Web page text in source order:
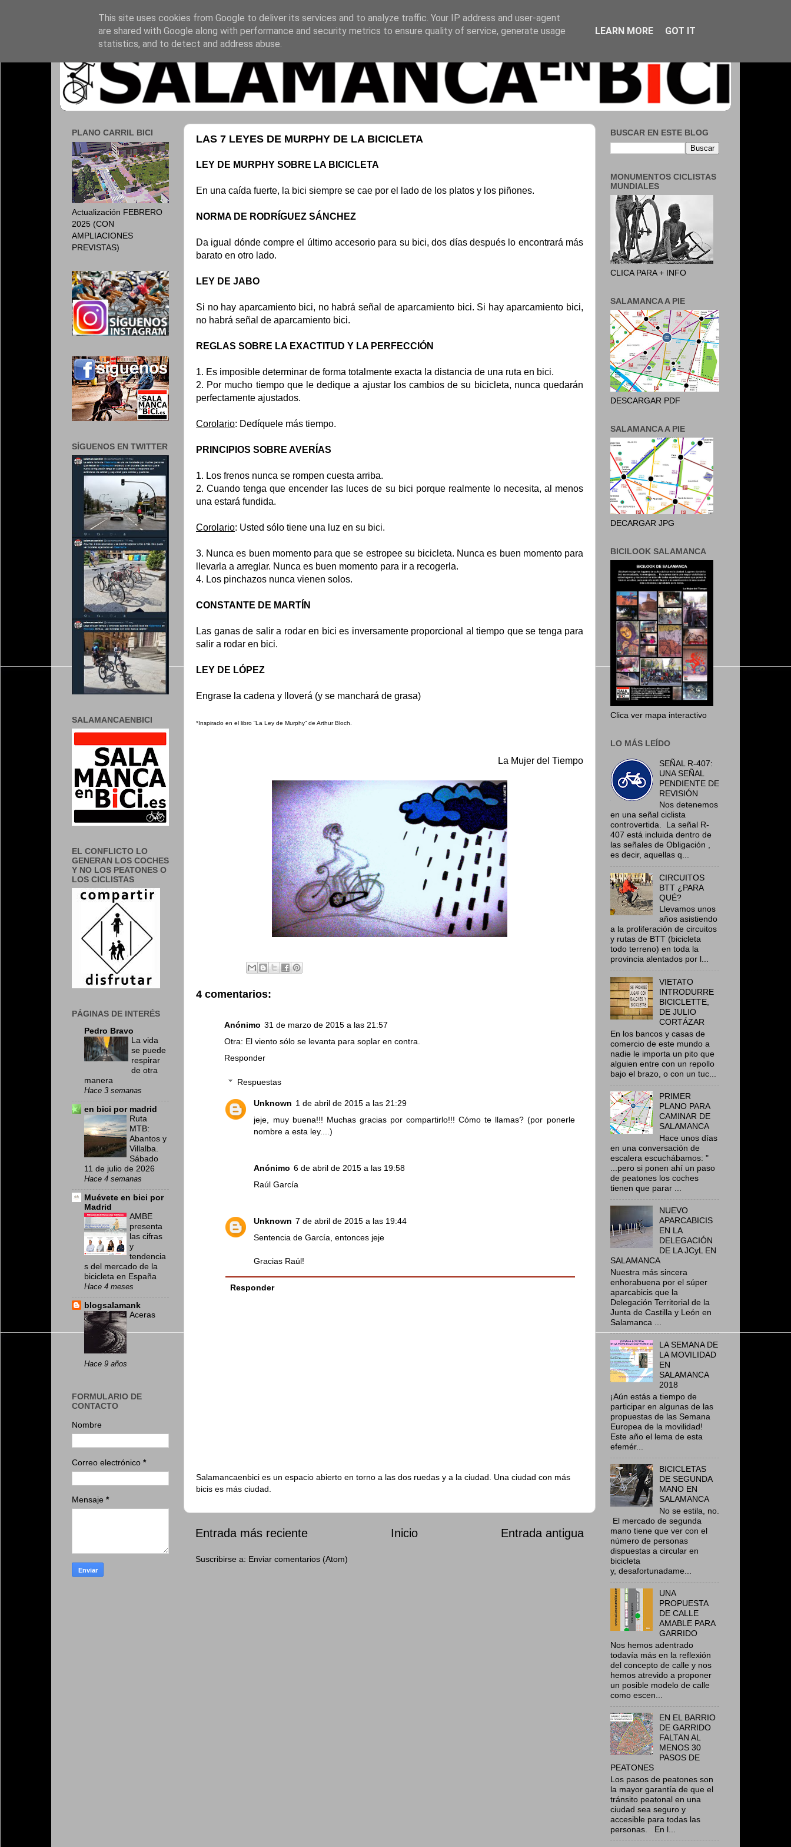
LAS 7 LEYES DE MURPHY DE LA BICICLETA
LEY DE MURPHY SOBRE LA BICICLETA
En una caída fuerte, la bici siempre se cae por el lado de los platos y los piñones.
NORMA DE RODRÍGUEZ SÁNCHEZ
Da igual dónde compre el último accesorio para su bici, dos días después lo encontrará más
barato en otro lado.
LEY DE JABO
Si no hay aparcamiento bici, no habrá señal de aparcamiento bici. Si hay aparcamiento bici,
no habrá señal de aparcamiento bici.
REGLAS SOBRE LA EXACTITUD Y LA PERFECCIÓN
1. Es imposible determinar de forma totalmente exacta la distancia de una ruta en bici.
2. Por mucho tiempo que le dedique a ajustar los cambios de su bicicleta, nunca quedarán
perfectamente ajustados.
Corolario: Dedíquele más tiempo.
PRINCIPIOS SOBRE AVERÍAS
1. Los frenos nunca se rompen cuesta arriba.
2. Cuando tenga que encender las luces de su bici porque realmente lo necesita, al menos
una estará fundida.
Corolario: Usted sólo tiene una luz en su bici.
3. Nunca es buen momento para que se estropee su bicicleta. Nunca es buen momento para
llevarla a arreglar. Nunca es buen momento para ir a recogerla.
4. Los pinchazos nunca vienen solos.
CONSTANTE DE MARTÍN
Las ganas de salir a rodar en bici es inversamente proporcional al tiempo que se tenga para
salir a rodar en bici.
LEY DE LÓPEZ
Engrase la cadena y lloverá (y se manchará de grasa)
*Inspirado en el libro “La Ley de Murphy” de Arthur Bloch.
La Mujer del Tiempo
4 comentarios:
Anónimo 31 de marzo de 2015 a las 21:57
Otra: El viento sólo se levanta para soplar en contra.
Responder
Respuestas
Unknown 1 de abril de 2015 a las 21:29
jeje, muy buena!!! Muchas gracias por compartirlo!!! Cómo te llamas? (por ponerle
nombre a esta ley....)
Anónimo 6 de abril de 2015 a las 19:58
Raúl García
Unknown 7 de abril de 2015 a las 19:44
Sentencia de García, entonces jeje
Gracias Raúl!
Responder
Salamancaenbici es un espacio abierto en torno a las dos ruedas y a la ciudad. Una ciudad con más
bicis es más ciudad.
Entrada más reciente Entrada antigua
Inicio
Suscribirse a: Enviar comentarios (Atom)
PLANO CARRIL BICI
Actualización FEBRERO
2025 (CON
AMPLIACIONES
PREVISTAS)
SÍGUENOS EN TWITTER
SALAMANCAENBICI
EL CONFLICTO LO
GENERAN LOS COCHES
Y NO LOS PEATONES O
LOS CICLISTAS
PÁGINAS DE INTERÉS
Pedro Bravo
La vida
se puede
respirar
de otra
manera
Hace 3 semanas
en bici por madrid
Ruta
MTB:
Abantos y
Villalba.
Sábado
11 de julio de 2026
Hace 4 semanas
Muévete en bici por
Madrid
AMBE
presenta
las cifras
y
tendencia
s del mercado de la
bicicleta en España
Hace 4 meses
blogsalamank
Aceras
Hace 9 años
FORMULARIO DE
CONTACTO
Nombre
Correo electrónico *
Mensaje *
BUSCAR EN ESTE BLOG
MONUMENTOS CICLISTAS
MUNDIALES
CLICA PARA + INFO
SALAMANCA A PIE
DESCARGAR PDF
SALAMANCA A PIE
DECARGAR JPG
BICILOOK SALAMANCA
Clica ver mapa interactivo
LO MÁS LEÍDO
SEÑAL R-407:
UNA SEÑAL
PENDIENTE DE
REVISIÓN
Nos detenemos
en una señal ciclista
controvertida. La señal R-
407 está incluida dentro de
las señales de Obligación ,
es decir, aquellas q...
CIRCUITOS
BTT ¿PARA
QUÉ?
Llevamos unos
años asistiendo
a la proliferación de circuitos
y rutas de BTT (bicicleta
todo terreno) en toda la
provincia alentados por l...
VIETATO
INTRODURRE
BICICLETTE,
DE JULIO
CORTÁZAR
En los bancos y casas de
comercio de este mundo a
nadie le importa un pito que
alguien entre con un repollo
bajo el brazo, o con un tuc...
PRIMER
PLANO PARA
CAMINAR DE
SALAMANCA
Hace unos días
en una conversación de
escalera escuchábamos: "
...pero si ponen ahí un paso
de peatones los coches
tienen que parar ...
NUEVO
APARCABICIS
EN LA
DELEGACIÓN
DE LA JCyL EN
SALAMANCA
Nuestra más sincera
enhorabuena por el súper
aparcabicis que la
Delegación Territorial de la
Junta de Castilla y León en
Salamanca ...
LA SEMANA DE
LA MOVILIDAD
EN
SALAMANCA
2018
¡Aún estás a tiempo de
participar en algunas de las
propuestas de las Semana
Europea de la movilidad!
Este año el lema de esta
efemér...
BICICLETAS
DE SEGUNDA
MANO EN
SALAMANCA
No se estila, no.
El mercado de segunda
mano tiene que ver con el
número de personas
dispuestas a circular en
bicicleta
y, desafortunadame...
UNA
PROPUESTA
DE CALLE
AMABLE PARA
GARRIDO
Nos hemos adentrado
todavía más en la reflexión
del concepto de calle y nos
hemos atrevido a proponer
un posible modelo de calle
como escen...
EN EL BARRIO
DE GARRIDO
FALTAN AL
MENOS 30
PASOS DE
PEATONES
Los pasos de peatones son
la mayor garantía de que el
tránsito peatonal en una
ciudad sea seguro y
accesible para todas las
personas. En l...
This site uses cookies from Google to deliver its services and to analyze traffic. Your IP address and user-agent
are shared with Google along with performance and security metrics to ensure quality of service, generate usage
statistics, and to detect and address abuse.
LEARN MORE GOT IT